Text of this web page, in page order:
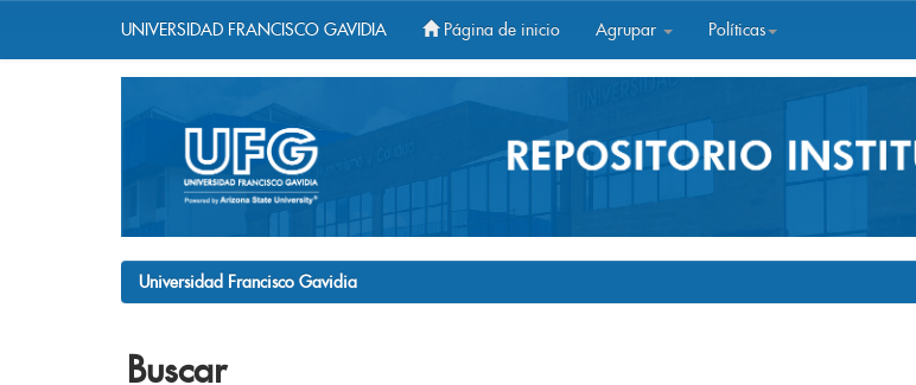
UNIVERSIDAD FRANCISCO GAVIDIA Página de inicio Agrupar Políticas
Universidad Francisco Gavidia
Buscar